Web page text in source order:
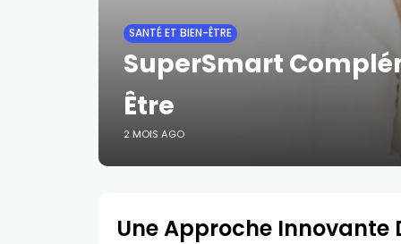
SANTÉ ET BIEN-ÊTRE
SuperSmart
Être
2 MOIS AGO
Une Approche Innovante